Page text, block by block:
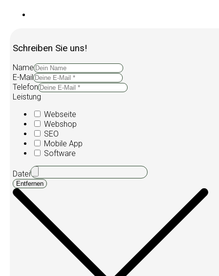
Schreiben Sie uns!
Name
E-Mail
Telefon
Leistung
Webseite
Webshop
SEO
Mobile App
Software
Datei
Entfernen